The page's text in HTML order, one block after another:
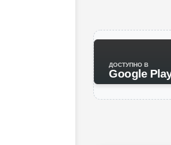
ДОСТУПНО В
Google